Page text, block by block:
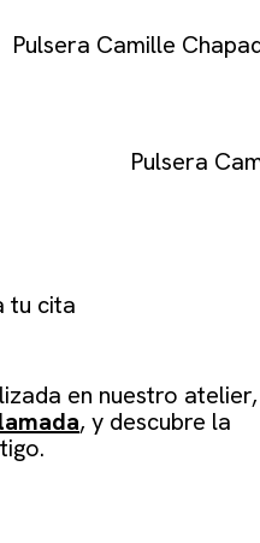
en nuestro atelier,
, y descubre la